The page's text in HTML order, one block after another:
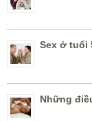
Sex ở tuổi
Những